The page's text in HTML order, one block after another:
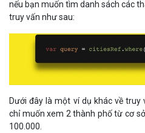
truy vấn như sau:
chỉ muốn xem 2 thành phố từ cơ
100.000.